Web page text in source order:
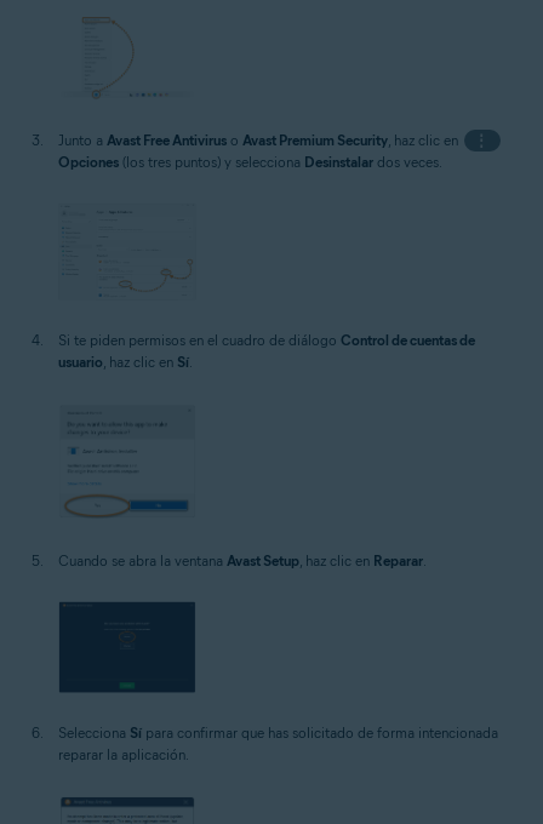
Junto a Avast Free Antivirus o Avast Premium Security , haz clic en
⋮
Opciones (los tres puntos) y selecciona Desinstalar dos veces.
Si te piden permisos en el cuadro de diálogo Control de cuentas de
usuario, haz clic en Sí.
Cuando se abra la ventana Avast Setup, haz clic en Reparar.
Selecciona Sí para confirmar que has solicitado de forma intencionada
reparar la aplicación.